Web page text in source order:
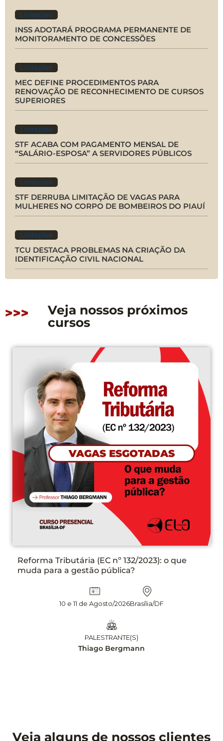
Licitações
INSS ADOTARÁ PROGRAMA PERMANENTE DE
MONITORAMENTO DE CONCESSÕES
Licitações
MEC DEFINE PROCEDIMENTOS PARA
RENOVAÇÃO DE RECONHECIMENTO DE CURSOS
SUPERIORES
Licitações
STF ACABA COM PAGAMENTO MENSAL DE
“SALÁRIO-ESPOSA” A SERVIDORES PÚBLICOS
Licitações
STF DERRUBA LIMITAÇÃO DE VAGAS PARA
MULHERES NO CORPO DE BOMBEIROS DO PIAUÍ
Licitações
TCU DESTACA PROBLEMAS NA CRIAÇÃO DA
IDENTIFICAÇÃO CIVIL NACIONAL
>>>
Veja nossos próximos
cursos
CONFIRMADO
PLANEJAMENTO DAS CONTRATAÇÕES NA LEI
N° 14.133/21 ETP, TR E DFD NA PRÁTICA, COM
13 e 14 Agosto/2026
Veja alguns de nossos clientes